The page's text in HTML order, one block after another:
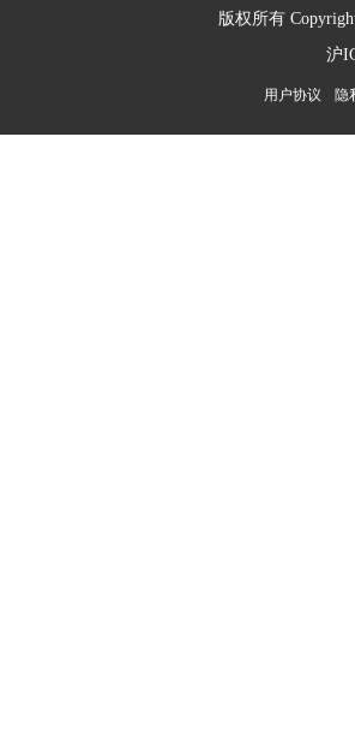
版权所有
沪
用户协议 隐